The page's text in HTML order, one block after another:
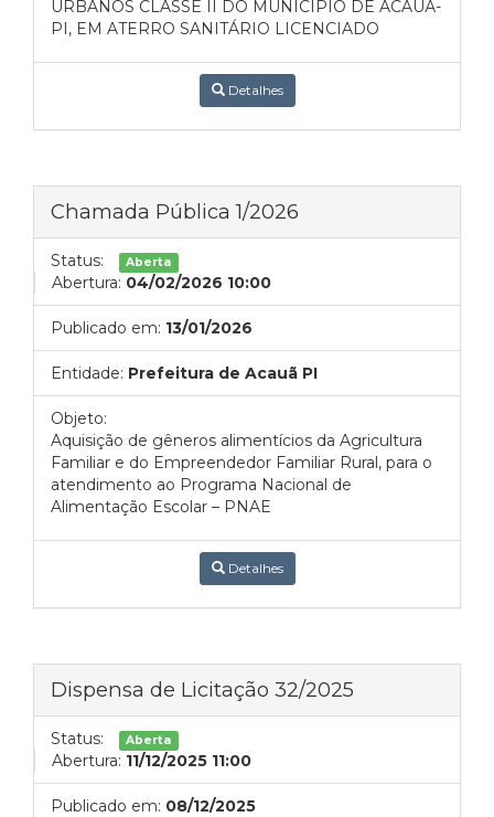
URBANOS CLASSE II DO MUNICÍPIO DE ACAUÃ-
PI, EM ATERRO SANITÁRIO LICENCIADO
Detalhes
Chamada Pública 1/2026
Status: Aberta
Abertura: 04/02/2026 10:00
Publicado em: 13/01/2026
Entidade: Prefeitura de Acauã PI
Objeto:
Aquisição de gêneros alimentícios da Agricultura
Familiar e do Empreendedor Familiar Rural, para o
atendimento ao Programa Nacional de
Alimentação Escolar – PNAE
Detalhes
Dispensa de Licitação 32/2025
Status: Aberta
Abertura: 11/12/2025 11:00
Publicado em: 08/12/2025